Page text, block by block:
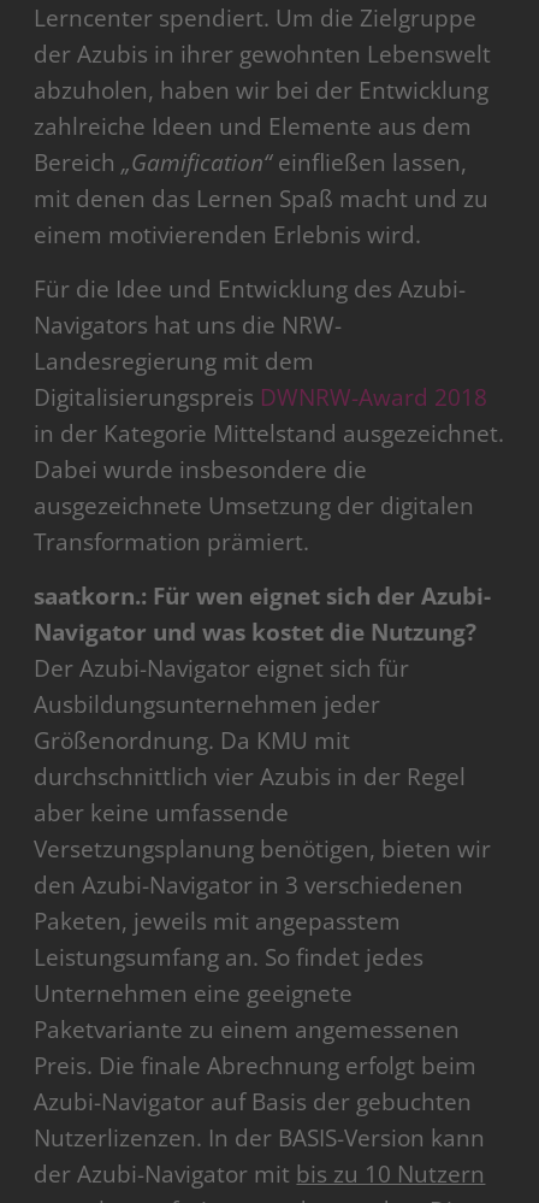
Lerncenter spendiert. Um die Zielgruppe
der Azubis in ihrer gewohnten Lebenswelt
abzuholen, haben wir bei der Entwicklung
zahlreiche Ideen und Elemente aus dem
Bereich„Gamification“einfließen lassen,
mit denen das Lernen Spaß macht und zu
einem motivierenden Erlebnis wird.
Für die Idee und Entwicklung des Azubi-
Navigators hat uns die NRW-
Landesregierung mit dem
Digitalisierungspreis DWNRW-Award 2018
in der Kategorie Mittelstand ausgezeichnet.
Dabei wurde insbesondere die
ausgezeichnete Umsetzung der digitalen
Transformation prämiert.
saatkorn.: Für wen eignet sich der Azubi-
Navigator und was kostet die Nutzung?
Der Azubi-Navigator eignet sich für
Ausbildungsunternehmen jeder
Größenordnung. Da KMU mit
durchschnittlich vier Azubis in der Regel
aber keine umfassende
Versetzungsplanung benötigen, bieten wir
den Azubi-Navigator in 3 verschiedenen
Paketen, jeweils mit angepasstem
Leistungsumfang an. So findet jedes
Unternehmen eine geeignete
Paketvariante zu einem angemessenen
Preis. Die finale Abrechnung erfolgt beim
Azubi-Navigator auf Basis der gebuchten
Nutzerlizenzen. In der BASIS-Version kann
der Azubi-Navigator mit bis zu 10 Nutzern